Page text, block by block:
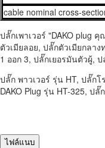
cable nominal cross-
ปลั๊กเพาเวอร์ "DAKO plug
ตัวเมียลอย, ปลั๊กตัวเมียกลา
1 ออก 3, ปลั๊กเยอรมันตัวผู้, ป
ปลั๊ก พาวเวอร์ รุ่น HT, ปลั๊ก
DAKO Plug รุ่น HT-325, ป
ไฟล์แนบ